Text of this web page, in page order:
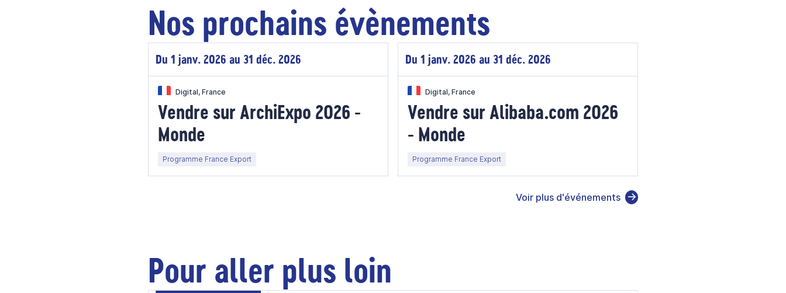
Nos prochains évènements
Du 1 janv. 2026 au 31 déc. 2026
Digital, France
Vendre sur ArchiExpo 2026 -
Monde
Programme France Export
Du 1 janv. 2026 au 31 déc. 2026
Digital, France
Vendre sur Alibaba.com 2026
- Monde
Programme France Export
Voir plus d'événements
Pour aller plus loin